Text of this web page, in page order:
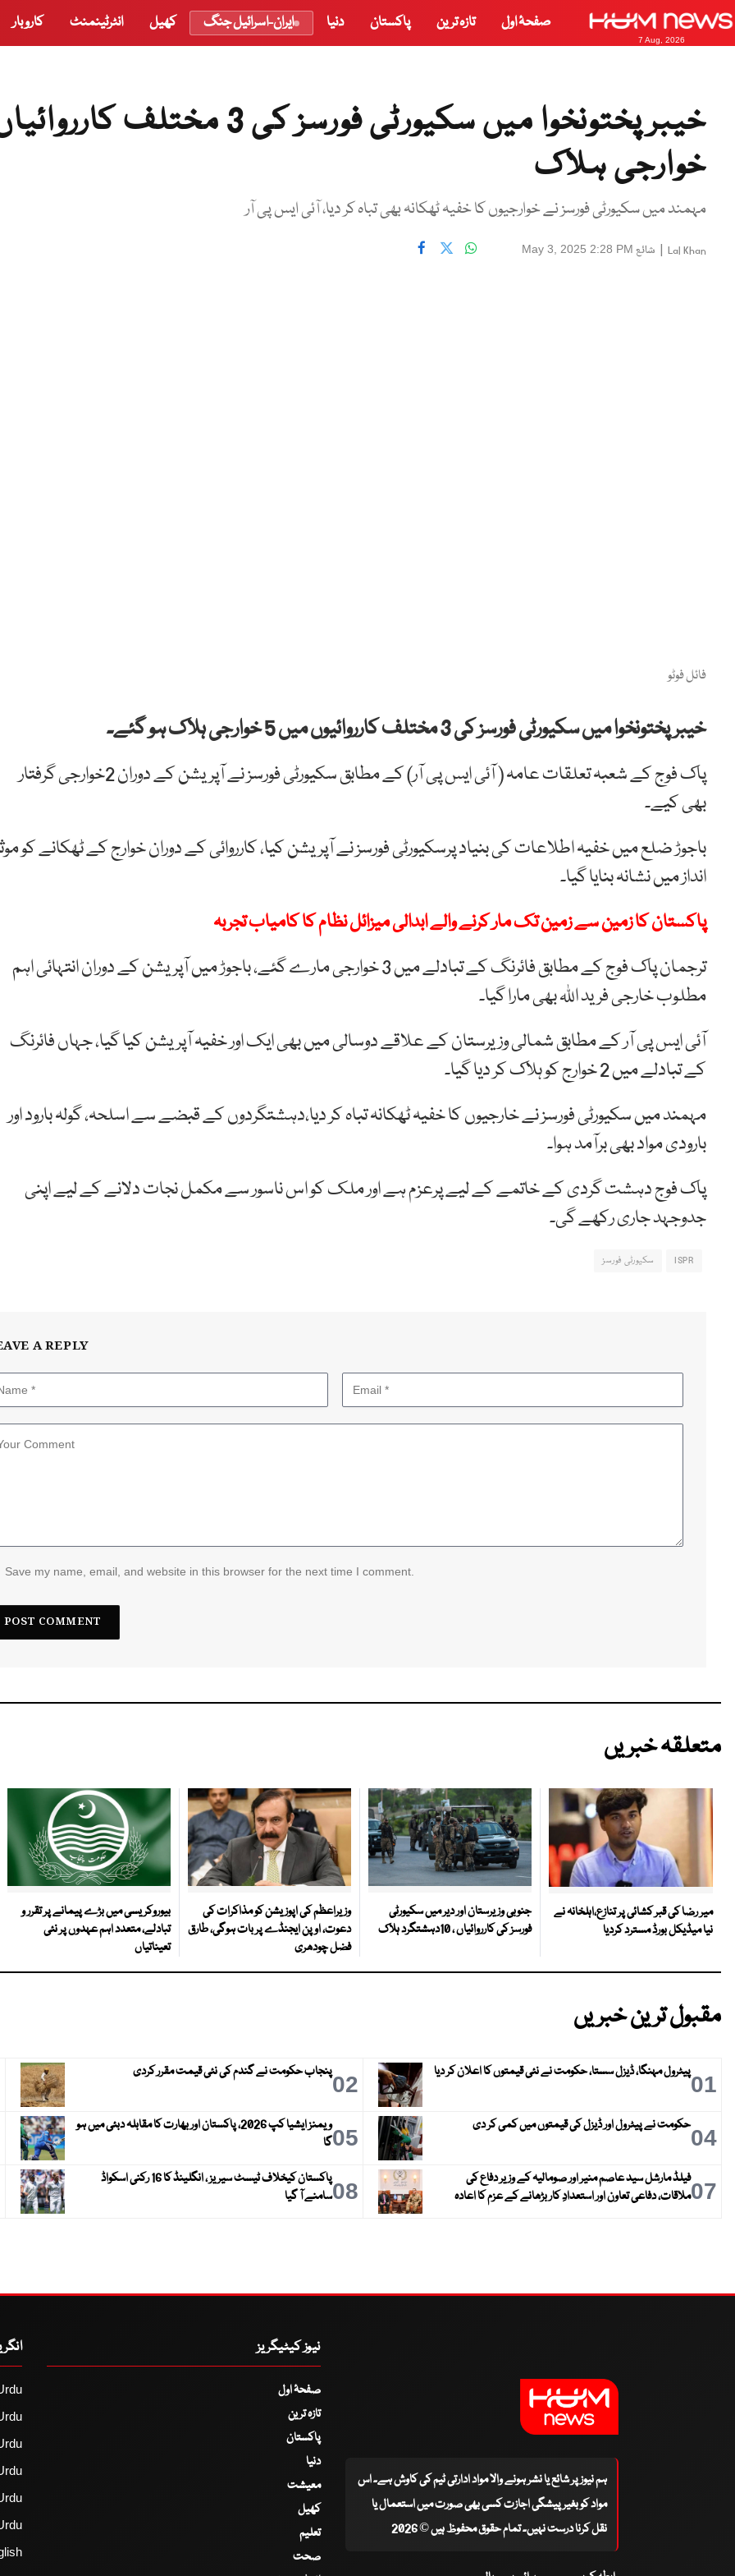
7 Aug, 2026
صفحۂ اول تازہ ترین پاکستان دنیا ایران-اسرائیل جنگ کھیل انٹرٹینمنٹ کاروبار
خوارجی ہلاک
مہمند میں سکیورٹی فورسز نے خوارجیوں کا خفیہ ٹھکانہ بھی تباہ کر دیا، آئی ایس پی آر
Lal Khan
| شائع May 3, 2025 2:28 PM
فائل فوٹو
خیبرپختونخوا میں سکیورٹی فورسز کی 3 مختلف کارروائیوں میں 5 خوارجی ہلاک ہو گئے۔
پاک فوج کے شعبہ تعلقات عامہ ( آئی ایس پی آر) کے مطابق سکیورٹی فورسز نے آپریشن کے دوران 2خوارجی گرفتار
بھی کیے۔
باجوڑ ضلع میں خفیہ اطلاعات کی بنیاد پرسکیورٹی فورسز نے آپریشن کیا، کارروائی کے دوران خوارج کے ٹھکانے کو
انداز میں نشانہ بنایا گیا۔
پاکستان کا زمین سے زمین تک مار کرنے والے ابدالی میزائل نظام کا کامیاب تجربہ
ترجمان پاک فوج کے مطابق فائرنگ کے تبادلے میں 3 خوارجی مارے گئے، باجوڑ میں آپریشن کے دوران انتہائی اہم
مطلوب خارجی فرید اللہ بھی مارا گیا۔
آئی ایس پی آر کے مطابق شمالی وزیرستان کے علاقے دوسالی میں بھی ایک اور خفیہ آپریشن کیا گیا، جہاں فائرنگ
کے تبادلے میں 2 خوارج کو ہلاک کر دیا گیا۔
مہمند میں سکیورٹی فورسز نے خارجیوں کا خفیہ ٹھکانہ تباہ کر دیا،دہشتگردوں کے قبضے سے اسلحہ، گولہ بارود اور
بارودی مواد بھی برآمد ہوا۔
پاک فوج دہشت گردی کے خاتمے کے لیے پرعزم ہے اور ملک کو اس ناسور سے مکمل نجات دلانے کے لیے اپنی
جدوجہد جاری رکھے گی۔
ISPR سکیورٹی فورسز
A REPLY
Save my name, email, and website in this browser for the next time I comment.
متعلقہ خبریں
میر رضا کی قبر کشائی پر تنازع،اہلخانہ نے
نیا میڈیکل بورڈ مسترد کردیا
جنوبی وزیرستان اور دیر میں سکیورٹی
فورسز کی کارروائیاں ، 10دہشتگرد ہلاک
وزیراعظم کی اپوزیشن کو مذاکرات کی
دعوت، اوپن ایجنڈے پر بات ہوگی، طارق
فضل چودھری
بیوروکریسی میں بڑے پیمانے پر تقرر و
تبادلے، متعدد اہم عہدوں پر نئی
تعیناتیاں
مقبول ترین خبریں
01پیٹرول مہنگا، ڈیزل سستا، حکومت نے نئی قیمتوں کا اعلان کر دیا 02پنجاب حکومت نے گندم کی نئی قیمت مقرر کردی
04حکومت نے پیٹرول اور ڈیزل کی قیمتوں میں کمی کر دی 05
ویمنز ایشیا کپ 2026، پاکستان اور بھارت کا مقابلہ دبئی میں ہو
گا
07فیلڈ مارشل سید عاصم منیر اور صومالیہ کے وزیر دفاع کی
ملاقات، دفاعی تعاون اور استعدادِ کار بڑھانے کے عزم کا اعادہ
08
پاکستان کیخلاف ٹیسٹ سیریز ، انگلینڈ کا 16 رکنی اسکواڈ
سامنے آ گیا
ہم نیوز پر شائع یا نشر ہونے والا مواد ادارتی ٹیم کی کاوش ہے۔ اس
مواد کو بغیر پیشگی اجازت کسی بھی صورت میں استعمال یا
نقل کرنا درست نہیں۔ تمام حقوق محفوظ ہیں © 2026
نیوز کیٹیگریز
صفحۂ اول
تازہ ترین
پاکستان
دنیا
معیشت
کھیل
تعلیم
صحت